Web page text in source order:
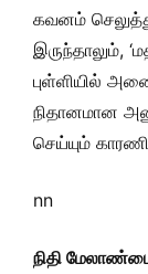
கவனம்
இருந்தாலும்,
புள்ளியில்
நிதானமான
செய்யும்
nn
நிதி